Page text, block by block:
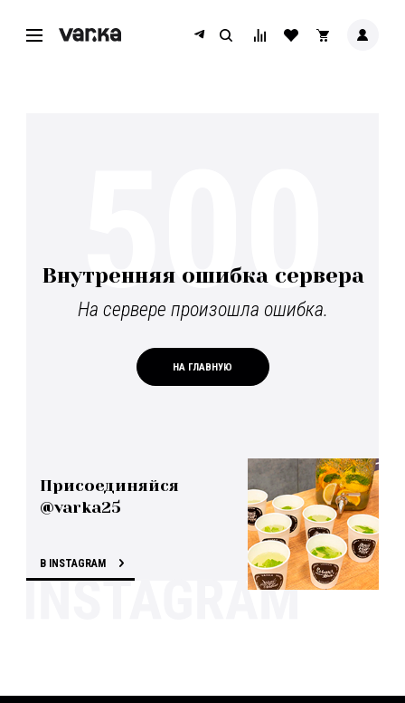
Внутренняя ошибка сервера
На сервере произошла ошибка.
НА ГЛАВНУЮ
500
Присоединяйся
@varka25
В INSTAGRAM